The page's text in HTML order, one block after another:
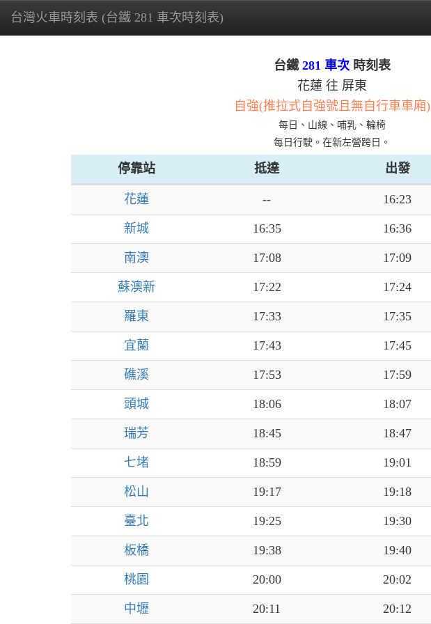
台灣火車時刻表 (台鐵 281 車次時刻表)
台鐵281 車次時刻表
花蓮 往 屏東
自強(推拉式自強號且無自行車車廂)
每日、山線、哺乳、輪椅
每日行駛。在新左營跨日。
停靠站 抵達 出發
花蓮 -- 16:23
新城 16:35 16:36
南澳 17:08 17:09
蘇澳新 17:22 17:24
羅東 17:33 17:35
宜蘭 17:43 17:45
礁溪 17:53 17:59
頭城 18:06 18:07
瑞芳 18:45 18:47
七堵 18:59 19:01
松山 19:17 19:18
臺北 19:25 19:30
板橋 19:38 19:40
桃園 20:00 20:02
中壢 20:11 20:12